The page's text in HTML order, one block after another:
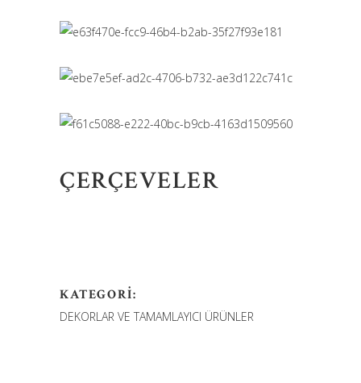
ÇERÇEVELER
KATEGORI:
DEKORLAR VE TAMAMLAYICI ÜRÜNLER